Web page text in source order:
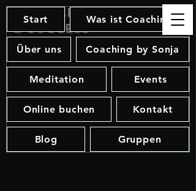
Soul, Spirit
& Success
Start Was ist Coaching
Über uns Coaching by Sonja
Meditation Events
Online buchen Kontakt
Blog Gruppen